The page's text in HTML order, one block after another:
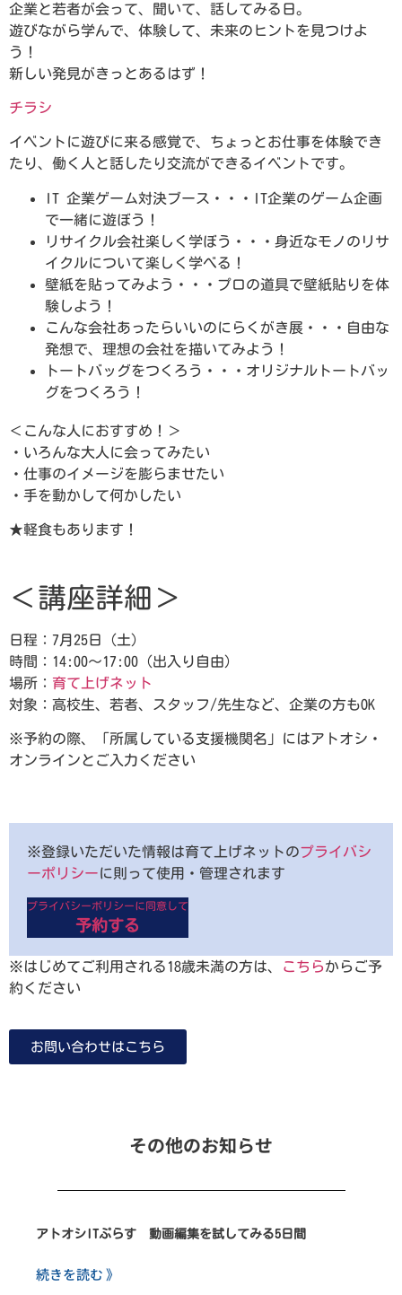
企業と若者が会って、聞いて、話してみる日。
遊びながら学んで、体験して、未来のヒントを見つけよ
う！
新しい発見がきっとあるはず！
チラシ
イベントに遊びに来る感覚で、ちょっとお仕事を体験でき
たり、働く人と話したり交流ができるイベントです。
IT 企業ゲーム対決ブース・・・IT企業のゲーム企画
で一緒に遊ぼう！
リサイクル会社楽しく学ぼう・・・身近なモノのリサ
イクルについて楽しく学べる！
壁紙を貼ってみよう・・・プロの道具で壁紙貼りを体
験しよう！
こんな会社あったらいいのにらくがき展・・・自由な
発想で、理想の会社を描いてみよう！
トートバッグをつくろう・・・オリジナルトートバッ
グをつくろう！
＜こんな人におすすめ！＞
・いろんな大人に会ってみたい
・仕事のイメージを膨らませたい
・手を動かして何かしたい
★軽食もあります！
＜講座詳細＞
日程：7月25日（土）
時間：14:00～17:00（出入り自由）
場所： 育て上げネット
対象：高校生、若者、スタッフ/先生など、企業の方もOK
※予約の際、「所属している支援機関名」にはアトオシ・
オンラインとご入力ください
※登録いただいた情報は育て上げネットのプライバシ
ーポリシーに則って使用・管理されます
プライバシーポリシーに同意して
予約する
※はじめてご利用される18歳未満の方は、 こちらからご予
約ください
お問い合わせはこちら
その他のお知らせ
アトオシITぷらす 動画編集を試してみる5日間
続きを読む 》